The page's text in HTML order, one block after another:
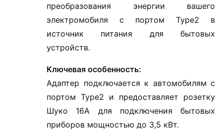
преобразования энергии вашего
электромобиля с портом Type2 в
источник питания для бытовых
устройств.
Ключевая особенность:
Адаптер подключается к автомобилям с
портом Type2 и предоставляет розетку
Шуко 16А для подключения бытовых
приборов мощностью до 3,5 кВт.